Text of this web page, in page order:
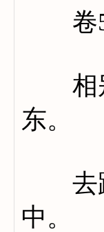
卷
相别
东。
去路
中。